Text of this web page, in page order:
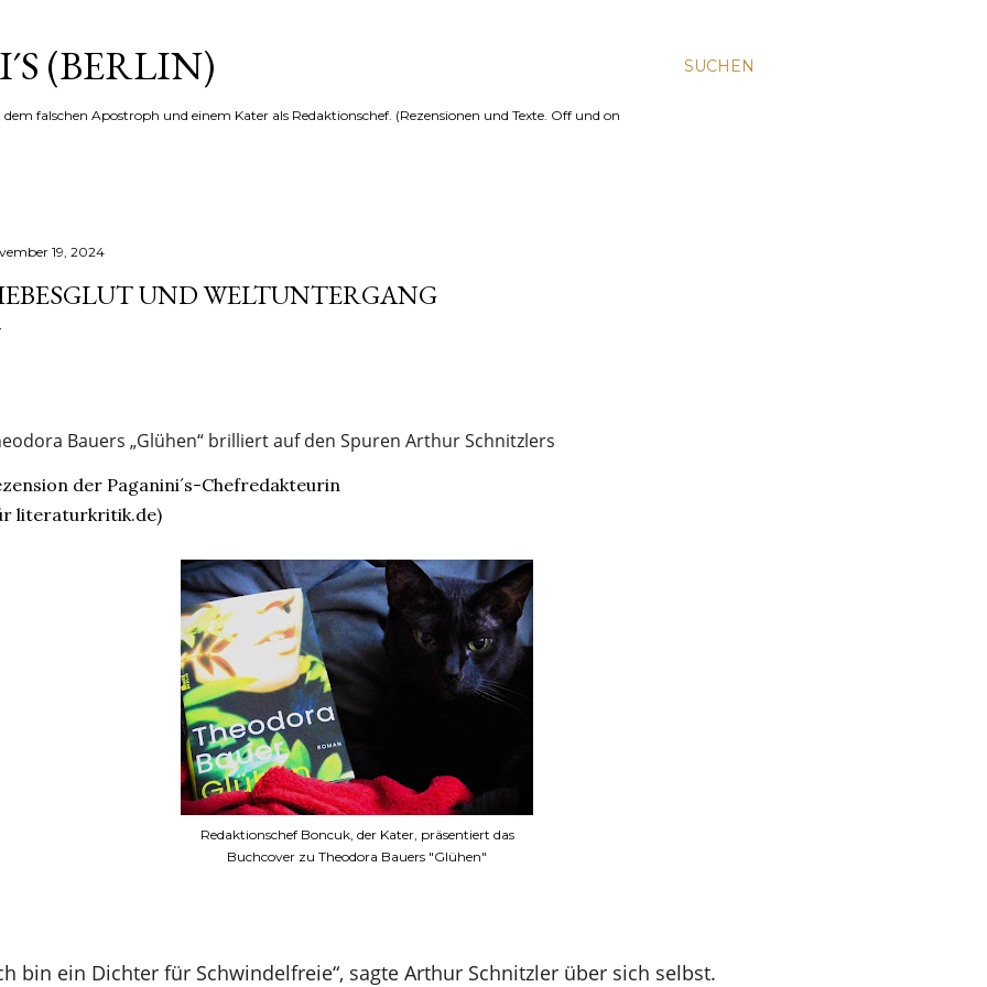
SUCHEN
(BERLIN)
falschen Apostroph und einem Kater als Redaktionschef. (Rezensionen und Texte. Off und on
19, 2024
UND WELTUNTERGANG
Bauers „Glühen“ brilliert auf den Spuren Arthur Schnitzlers
der Paganini´s-Chefredakteurin
literaturkritik.de)
Redaktionschef Boncuk, der Kater, präsentiert das
Buchcover zu Theodora Bauers "Glühen"
bin ein Dichter für Schwindelfreie“, sagte Arthur Schnitzler über sich selbst.